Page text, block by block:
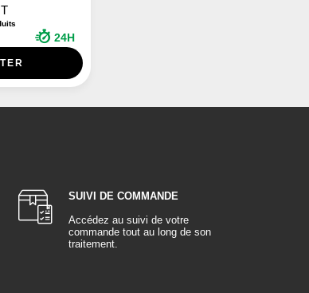
24H
SUIVI DE COMMANDE
Accédez au suivi de votre
commande tout au long de son
traitement.